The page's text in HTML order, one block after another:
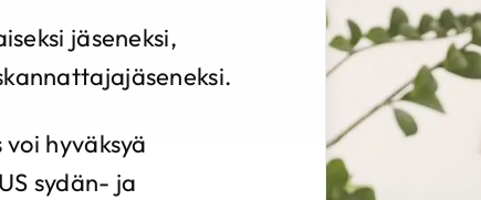
jäseneksi,
hyväksyä
sydän- ja